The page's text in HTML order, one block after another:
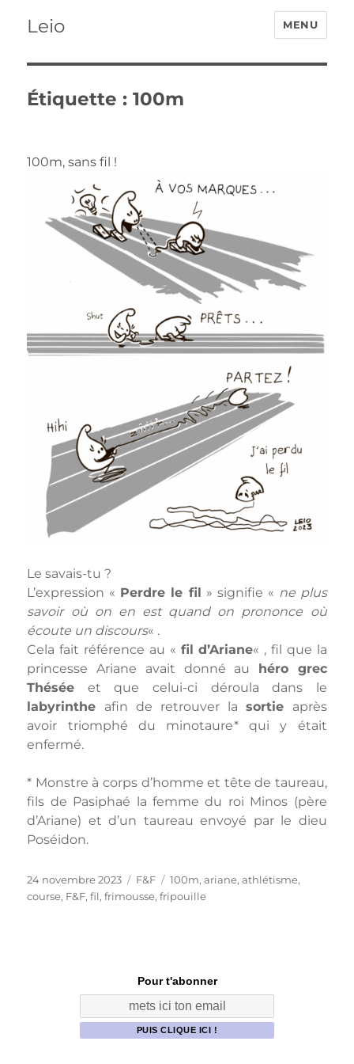
Leio MENU
Étiquette :100m
100m, sans fil !
Le savais-tu ?
L’expression « Perdre le fil » signifie « ne plus
savoir où on en est quand on prononce où
écoute un discours« .
Cela fait référence au « fil d’Ariane« , fil que la
princesse Ariane avait donné au héro grec
Thésée et que celui-ci déroula dans le
labyrinthe afin de retrouver lasortie après
avoir triomphé du minotaure* qui y était
enfermé.
* Monstre à corps d’homme et tête de taureau,
fils de Pasiphaé la femme du roi Minos (père
d’Ariane) et d’un taureau envoyé par le dieu
Poséidon.
Publié
le
24 novembre 2023 Catégories
F&F Étiquettes
100m,ariane,athlétisme,
course, F&F,fil,frimousse,fripouille
Pour t'abonner